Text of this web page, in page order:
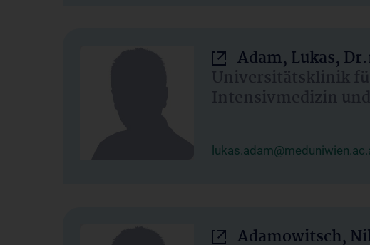
Adam, Lukas,
Universitätsklinik
Intensivmedizin
Adamowitsch,